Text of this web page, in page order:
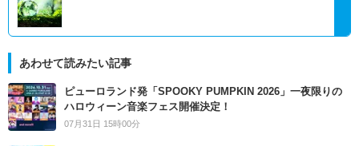
あわせて読みたい記事
ピューロランド発「SPOOKY PUMPKIN 2026」一夜限りの
ハロウィーン音楽フェス開催決定！
07月31日 15時00分